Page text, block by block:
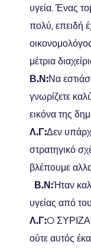
υγεία. Ένας
πολύ, επειδή
μέτρια
Β.Ν:Να
γνωρίζετε
εικόνα της
Λ.Γ:Δεν
στρατηγικό
βλέπουμε
Β.Ν:Ήταν
υγείας από
Λ.Γ:O ΣΥΡΙΖΑ
ούτε αυτός